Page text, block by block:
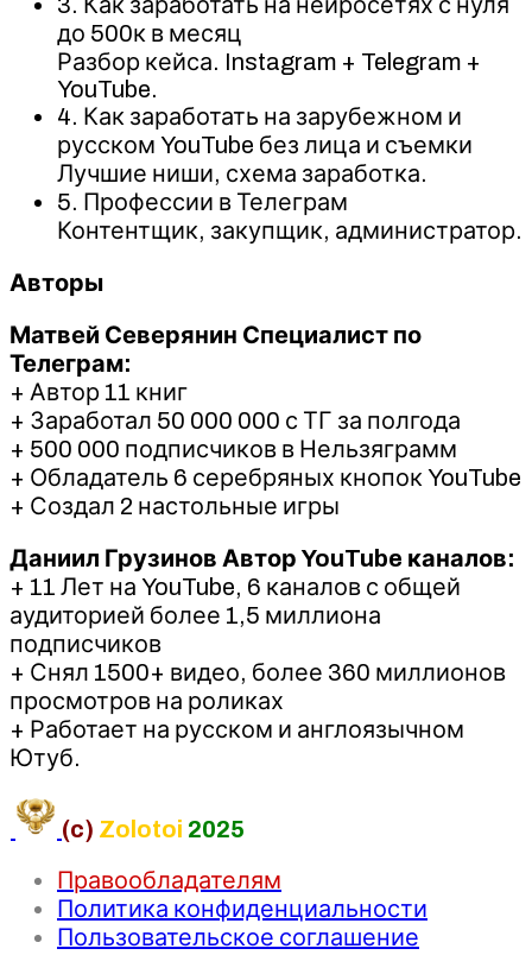
до 500к в месяц
Разбор кейса. Instagram + Telegram +
YouTube.
4. Как заработать на зарубежном и
русском YouTube без лица и съемки
Лучшие ниши, схема заработка.
5. Профессии в Телеграм
Контентщик, закупщик, администратор.
Авторы
Матвей Северянин Специалист по
Телеграм:
+ Автор 11 книг
+ Заработал 50 000 000 с ТГ за полгода
+ 500 000 подписчиков в Нельзяграмм
+ Обладатель 6 серебряных кнопок YouTube
+ Создал 2 настольные игры
Даниил Грузинов Автор YouTube каналов:
+ 11 Лет на YouTube, 6 каналов с общей
аудиторией более 1,5 миллиона
подписчиков
+ Снял 1500+ видео, более 360 миллионов
просмотров на роликах
+ Работает на русском и англоязычном
Ютуб.
(c) Zolotoi 2025
Правообладателям
Политика конфиденциальности
Пользовательское соглашение